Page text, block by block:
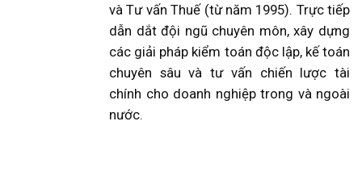
và Tư vấn Thuế (từ năm 1995). Trực tiếp
dẫn dắt đội ngũ chuyên môn, xây dựng
các giải pháp kiểm toán độc lập, kế toán
chuyên sâu và tư vấn chiến lược tài
chính cho doanh nghiệp trong và ngoài
nước.